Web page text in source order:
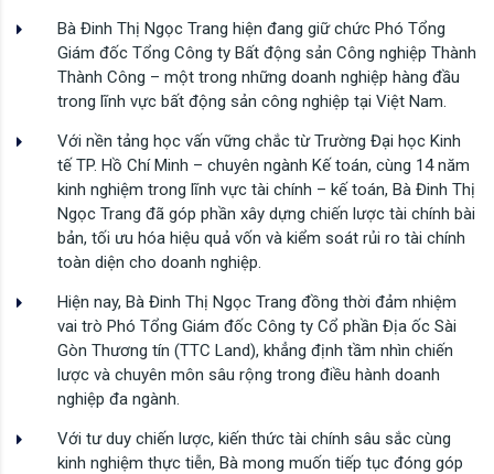
Bà Đinh Thị Ngọc Trang hiện đang giữ chức Phó Tổng
Giám đốc Tổng Công ty Bất động sản Công nghiệp Thành
Thành Công – một trong những doanh nghiệp hàng đầu
trong lĩnh vực bất động sản công nghiệp tại Việt Nam.
Với nền tảng học vấn vững chắc từ Trường Đại học Kinh
tế TP. Hồ Chí Minh – chuyên ngành Kế toán, cùng 14 năm
kinh nghiệm trong lĩnh vực tài chính – kế toán, Bà Đinh Thị
Ngọc Trang đã góp phần xây dựng chiến lược tài chính bài
bản, tối ưu hóa hiệu quả vốn và kiểm soát rủi ro tài chính
toàn diện cho doanh nghiệp.
Hiện nay, Bà Đinh Thị Ngọc Trang đồng thời đảm nhiệm
vai trò Phó Tổng Giám đốc Công ty Cổ phần Địa ốc Sài
Gòn Thương tín (TTC Land), khẳng định tầm nhìn chiến
lược và chuyên môn sâu rộng trong điều hành doanh
nghiệp đa ngành.
Với tư duy chiến lược, kiến thức tài chính sâu sắc cùng
kinh nghiệm thực tiễn, Bà mong muốn tiếp tục đóng góp